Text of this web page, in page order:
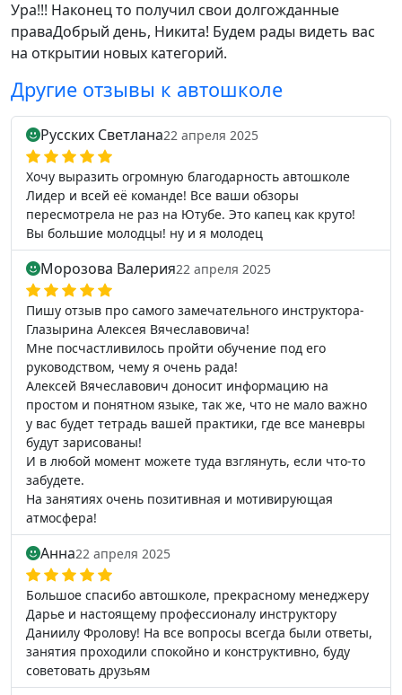
Ура!!! Наконец то получил свои долгожданные
праваДобрый день, Никита! Будем рады видеть вас
на открытии новых категорий.
Другие отзывы к автошколе
Русских Светлана22 апреля 2025
Хочу выразить огромную благодарность автошколе
Лидер и всей её команде! Все ваши обзоры
пересмотрела не раз на Ютубе. Это капец как круто!
Вы большие молодцы! ну и я молодец
Морозова Валерия22 апреля 2025
Пишу отзыв про самого замечательного инструктора-
Глазырина Алексея Вячеславовича!
Мне посчастливилось пройти обучение под его
руководством, чему я очень рада!
Алексей Вячеславович доносит информацию на
простом и понятном языке, так же, что не мало важно
у вас будет тетрадь вашей практики, где все маневры
будут зарисованы!
И в любой момент можете туда взглянуть, если что-то
забудете.
На занятиях очень позитивная и мотивирующая
атмосфера!
Анна22 апреля 2025
Большое спасибо автошколе, прекрасному менеджеру
Дарье и настоящему профессионалу инструктору
Даниилу Фролову! На все вопросы всегда были ответы,
занятия проходили спокойно и конструктивно, буду
советовать друзьям